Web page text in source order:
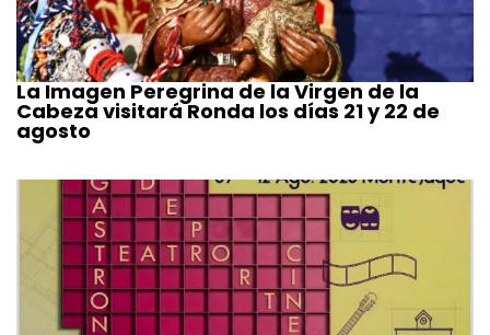
La Imagen Peregrina de la Virgen de la
Cabeza visitará Ronda los días 21 y 22 de
agosto